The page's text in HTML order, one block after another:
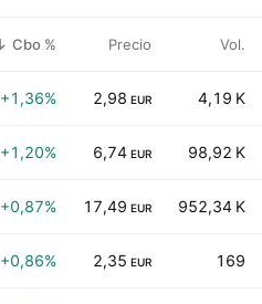
Cbo % Precio Vol.
+1,36% 2,98 EUR 4,19 K
+1,20% 6,74 EUR 98,92 K
+0,87% 17,49 EUR 952,34 K
+0,86% 2,35 EUR 169